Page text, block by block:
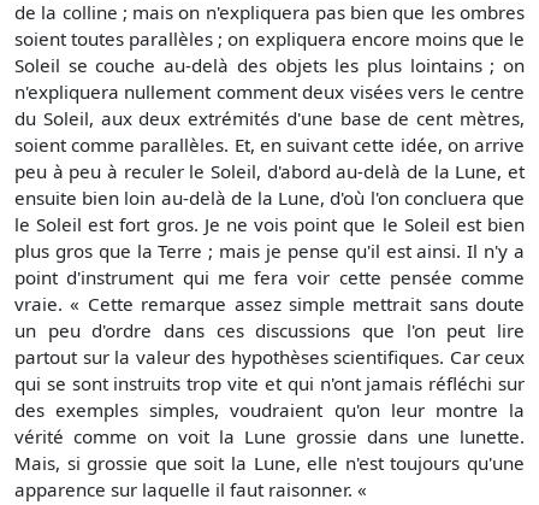
de la colline ; mais on n'expliquera pas bien que les ombres
soient toutes parallèles ; on expliquera encore moins que le
Soleil se couche au-delà des objets les plus lointains ; on
n'expliquera nullement comment deux visées vers le centre
du Soleil, aux deux extrémités d'une base de cent mètres,
soient comme parallèles. Et, en suivant cette idée, on arrive
peu à peu à reculer le Soleil, d'abord au-delà de la Lune, et
ensuite bien loin au-delà de la Lune, d'où l'on concluera que
le Soleil est fort gros. Je ne vois point que le Soleil est bien
plus gros que la Terre ; mais je pense qu'il est ainsi. Il n'y a
point d'instrument qui me fera voir cette pensée comme
vraie. « Cette remarque assez simple mettrait sans doute
un peu d'ordre dans ces discussions que l'on peut lire
partout sur la valeur des hypothèses scientifiques. Car ceux
qui se sont instruits trop vite et qui n'ont jamais réfléchi sur
des exemples simples, voudraient qu'on leur montre la
vérité comme on voit la Lune grossie dans une lunette.
Mais, si grossie que soit la Lune, elle n'est toujours qu'une
apparence sur laquelle il faut raisonner. «